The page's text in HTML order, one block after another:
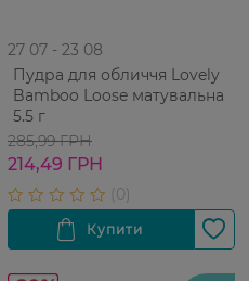
27 07 - 23 08
Пудра для обличчя Lovely
Bamboo Loose матувальна
5.5 г
285,99 ГРН
214,49 ГРН